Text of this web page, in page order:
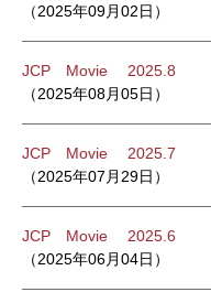
（2025年09月02日）
JCP Movie 2025.8
（2025年08月05日）
JCP Movie 2025.7
（2025年07月29日）
JCP Movie 2025.6
（2025年06月04日）